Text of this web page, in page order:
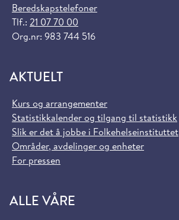
Beredskapstelefoner
Tlf.: 21 07 70 00
Org.nr: 983 744 516
AKTUELT
Kurs og arrangementer
Statistikkalender og tilgang til statistikk
Slik er det å jobbe i Folkehelseinstituttet
Områder, avdelinger og enheter
For pressen
ALLE VÅRE